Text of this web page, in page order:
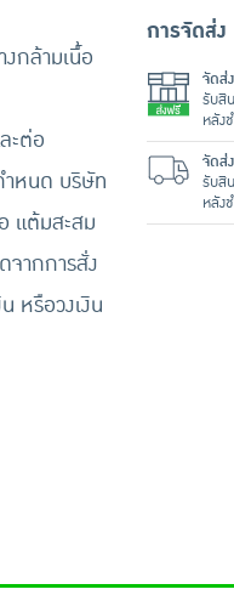
งกล้ามเนื้อ
ะต่อ
ำหนด บริษัท
แต้มสะสม
จากการสั่ง
หรือวงเงิน
การจัดส่ง
จัดส่
รับสิ
หลัง
จัดส่
รับสิ
หลัง